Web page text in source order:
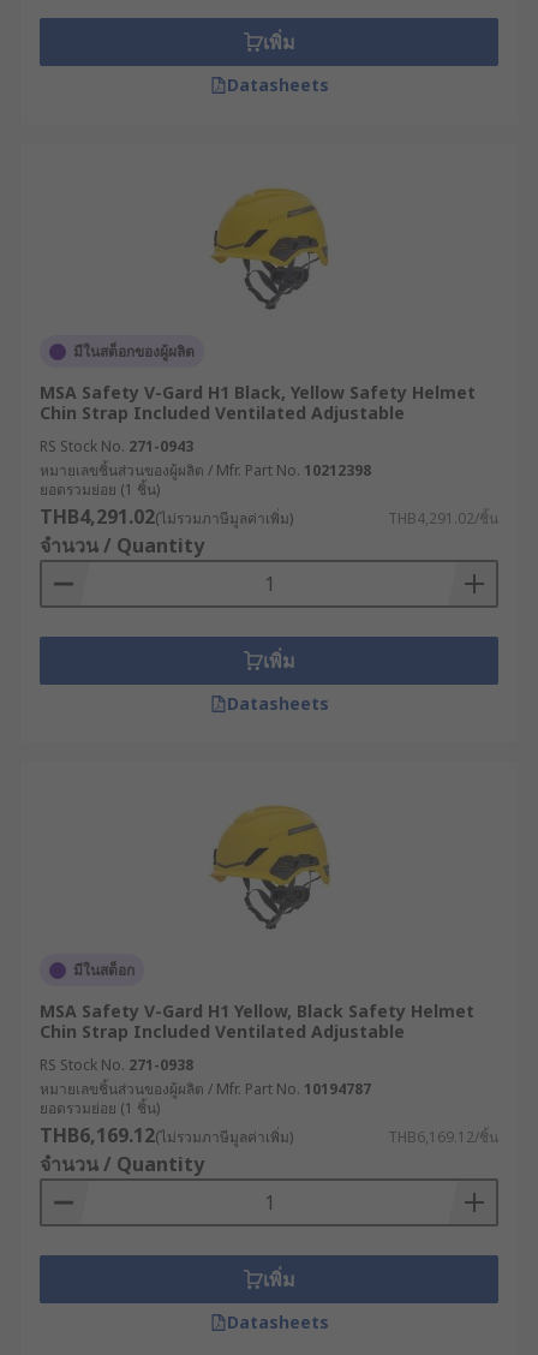
เพิ่ม
Datasheets
มีในสต็อกของผู้ผลิต
MSA Safety V-Gard H1 Black, Yellow Safety Helmet
Chin Strap Included Ventilated Adjustable
RS Stock No. 271-0943
หมายเลขชิ้นส่วนของผู้ผลิต / Mfr. Part No. 10212398
ยอดรวมย่อย (1 ชิ้น)
THB4,291.02(ไม่รวมภาษีมูลค่าเพิ่ม) THB4,291.02/ชิ้น
จำนวน / Quantity
เพิ่ม
Datasheets
มีในสต็อก
MSA Safety V-Gard H1 Yellow, Black Safety Helmet
Chin Strap Included Ventilated Adjustable
RS Stock No. 271-0938
หมายเลขชิ้นส่วนของผู้ผลิต / Mfr. Part No. 10194787
ยอดรวมย่อย (1 ชิ้น)
THB6,169.12(ไม่รวมภาษีมูลค่าเพิ่ม) THB6,169.12/ชิ้น
จำนวน / Quantity
เพิ่ม
Datasheets